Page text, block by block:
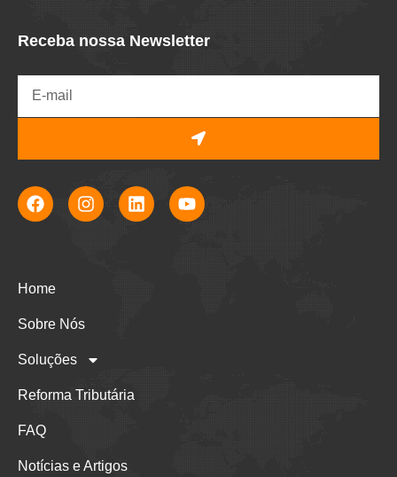
Receba nossa Newsletter
Home
Sobre Nós
Soluções
Reforma Tributária
FAQ
Notícias e Artigos